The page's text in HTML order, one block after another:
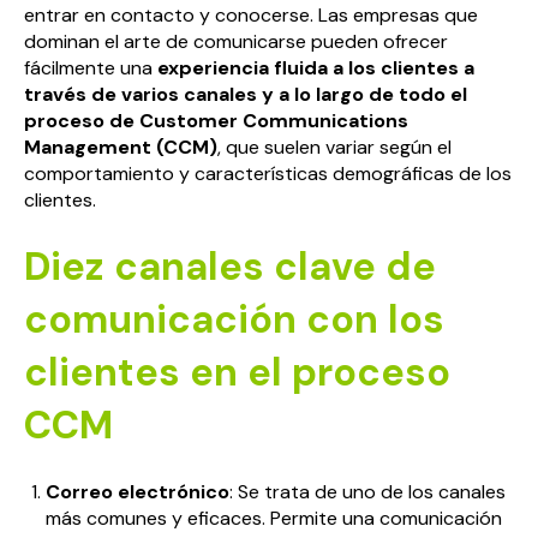
entrar en contacto y conocerse. Las empresas que
dominan el arte de comunicarse pueden ofrecer
fácilmente una experiencia fluida a los clientes a
través de varios canales y a lo largo de todo el
proceso de Customer Communications
Management (CCM), que suelen variar según el
comportamiento y características demográficas de los
clientes.
Diez canales clave de
comunicación con los
clientes en el proceso
CCM
Correo electrónico: Se trata de uno de los canales
más comunes y eficaces. Permite una comunicación